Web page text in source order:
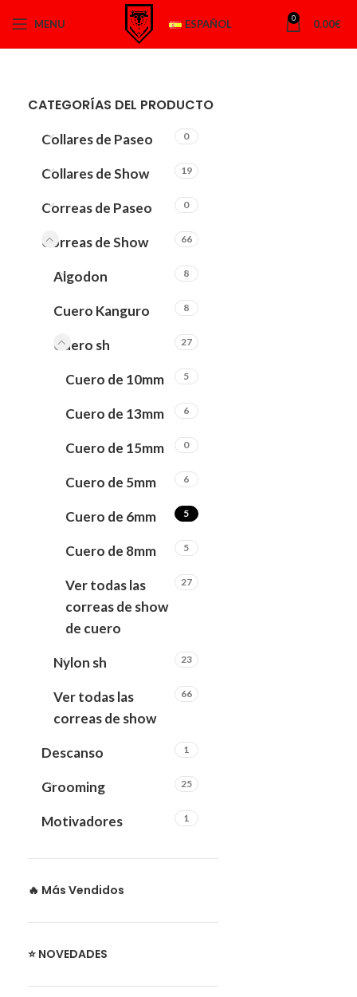
MENU ESPAÑOL 0 0.00€
CATEGORÍAS DEL PRODUCTO
Collares de Paseo 0
Collares de Show 19
Correas de Paseo 0
Correas de Show 66
Algodon 8
Cuero Kanguro 8
Cuero sh 27
Cuero de 10mm 5
Cuero de 13mm 6
Cuero de 15mm 0
Cuero de 5mm 6
Cuero de 6mm 5
Cuero de 8mm 5
Ver todas las
correas de show
de cuero
27
Nylon sh 23
Ver todas las
correas de show
66
Descanso 1
Grooming 25
Motivadores 1
🔥 Más Vendidos
⭐ NOVEDADES